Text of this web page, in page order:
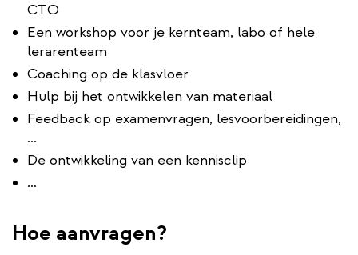
CTO
Een workshop voor je kernteam, labo of hele
lerarenteam
Coaching op de klasvloer
Hulp bij het ontwikkelen van materiaal
Feedback op examenvragen, lesvoorbereidingen,
…
De ontwikkeling van een kennisclip
…
Hoe aanvragen?